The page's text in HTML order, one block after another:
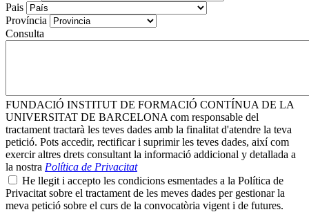
Pais
Província
Consulta
FUNDACIÓ INSTITUT DE FORMACIÓ CONTÍNUA DE LA
UNIVERSITAT DE BARCELONA com responsable del
tractament tractarà les teves dades amb la finalitat d'atendre la teva
petició. Pots accedir, rectificar i suprimir les teves dades, així com
exercir altres drets consultant la informació addicional y detallada a
la nostra Política de Privacitat
He llegit i accepto les condicions esmentades a la Política de
Privacitat sobre el tractament de les meves dades per gestionar la
meva petició sobre el curs de la convocatòria vigent i de futures.